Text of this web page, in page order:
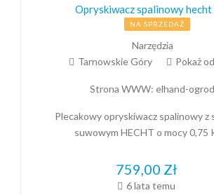
Opryskiwacz spalinowy
NA SPRZEDAŻ
Narzędzia
Tarnowskie Góry
Pokaż
Strona WWW: elhand-
Plecakowy opryskiwacz spalinowy z
suwowym HECHT o mocy 0,75
759,00 Zł
6 lata temu